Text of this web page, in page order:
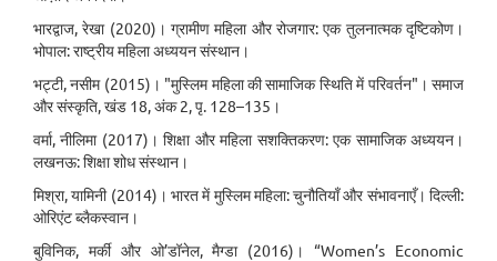
भारद्वाज, रेखा (2020)। ग्रामीण महिला और रोजगार: एक तुलनात्मक दृष्टिकोण।
भोपाल: राष्ट्रीय महिला अध्ययन संस्थान।
भट्टी, नसीम (2015)। "मुस्लिम महिला की सामाजिक स्थिति में परिवर्तन"। समाज
और संस्कृति, खंड 18, अंक 2, पृ. 128–135।
वर्मा, नीलिमा (2017)। शिक्षा और महिला सशक्तिकरण: एक सामाजिक अध्ययन।
लखनऊ: शिक्षा शोध संस्थान।
मिश्रा, यामिनी (2014)। भारत में मुस्लिम महिला: चुनौतियाँ और संभावनाएँ। दिल्ली:
ओरिएंट ब्लैकस्वान।
बुविनिक, मर्की और ओ’डॉनेल, मैग्डा (2016)। “Women’s Economic